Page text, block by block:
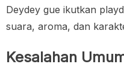
Deydey gue ikutkan
suara, aroma, dan
Kesalahan